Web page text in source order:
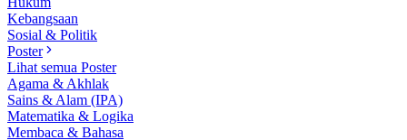
Kebangsaan
Sosial & Politik
Poster
Lihat semua Poster
Agama & Akhlak
Sains & Alam (IPA)
Matematika & Logika
Membaca & Bahasa